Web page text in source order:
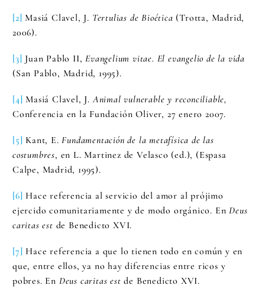
[2] Masiá Clavel, J. Tertulias de Bioética (Trotta, Madrid,
2006).
[3] Juan Pablo II,Evangelium vitae. El evangelio de la vida
(San Pablo, Madrid, 1995).
[4] Masiá Clavel, J.Animal vulnerable y reconciliable,
Conferencia en la Fundación Oliver, 27 enero 2007.
[5] Kant, E.Fundamentación de la metafísica de las
costumbres, en L. Martinez de Velasco (ed.), (Espasa
Calpe, Madrid, 1995).
[6] Hace referencia al servicio del amor al prójimo
ejercido comunitariamente y de modo orgánico. EnDeus
caritas est de Benedicto XVI.
[7] Hace referencia a que lo tienen todo en común y en
que, entre ellos, ya no hay diferencias entre ricos y
pobres. En Deus caritas est de Benedicto XVI.